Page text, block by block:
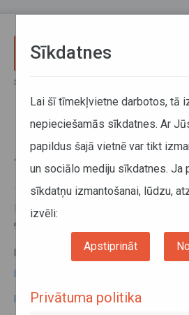
Sākums
Braukšanas
2024. gadā
18. janvāris 2024
Informāciju par braukšanas
gadā skatīt zemāk pie
PAPILDU INFORMĀCIJA:
Braukšanas ierobežojumiem Itālijā
Sīkdatnes
Lai šī tīmekļvietne darbotos, tā
nepieciešamās sīkdatnes. Ar
papildus šajā vietnē var tikt
un sociālo mediju sīkdatnes. Ja
sīkdatņu izmantošanai, lūdzu,
izvēli:
Apstiprināt
Privātuma politika